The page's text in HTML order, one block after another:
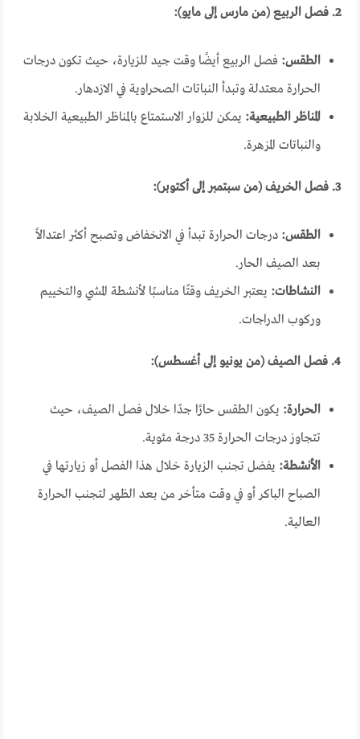
2. فصل الربيع (من مارس إلى مايو):
الطقس: فصل الربيع أيضًا وقت جيد للزيارة، حيث تكون درجات
الحرارة معتدلة وتبدأ النباتات الصحراوية في الازدهار.
المناظر الطبيعية: يمكن للزوار الاستمتاع بالمناظر الطبيعية الخلابة
والنباتات المزهرة.
3. فصل الخريف (من سبتمبر إلى أكتوبر):
الطقس: درجات الحرارة تبدأ في الانخفاض وتصبح أكثر اعتدالاً
بعد الصيف الحار.
النشاطات: يعتبر الخريف وقتًا مناسبًا لأنشطة المشي والتخييم
وركوب الدراجات.
4. فصل الصيف (من يونيو إلى أغسطس):
الحرارة: يكون الطقس حارًا جدًا خلال فصل الصيف، حيث
تتجاوز درجات الحرارة 35 درجة مئوية.
الأنشطة: يفضل تجنب الزيارة خلال هذا الفصل أو زيارتها في
الصباح الباكر أو في وقت متأخر من بعد الظهر لتجنب الحرارة
العالية.